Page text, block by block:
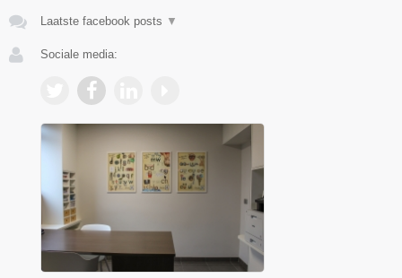
Laatste facebook posts ▼
Sociale media: